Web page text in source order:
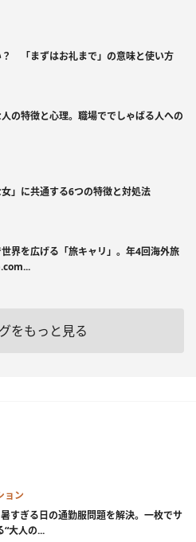
「まずはお礼まで」の意味と使い方
の特徴と心理。職場ででしゃばる人への
女」に共通する6つの特徴と対処法
界を広げる「旅キャリ」。年4回海外旅
をもっと見る
ョン
暑すぎる日の通勤服問題を解決。一枚でサ
“大人の...